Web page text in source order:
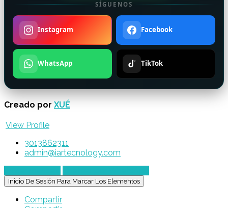
SÍGUENOS
Instagram Facebook
WhatsApp TikTok
Creado por XUÉ
View Profile
3013862311
admin@iartecnology.com
Inicio De Sesión Para Marcar Los Elementos
Compartir